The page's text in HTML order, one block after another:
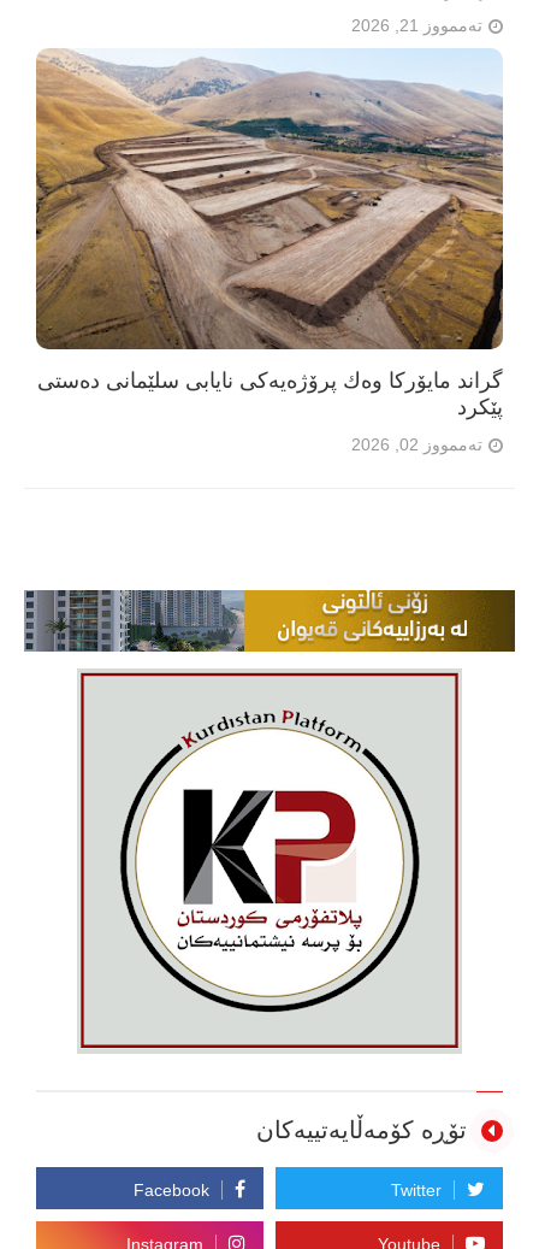
تەممووز 21, 2026
گراند مایۆرکا وەك پرۆژەیەکی نایابی سلێمانی دەستی
پێکرد
تەممووز 02, 2026
تۆڕە کۆمەڵایەتییەکان